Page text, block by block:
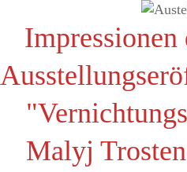
Impressionen
Malyj